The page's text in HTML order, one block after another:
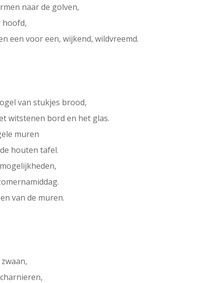
naar de golven,
hoofd,
een voor een, wijkend, wildvreemd.
van stukjes brood,
witstenen bord en het glas.
muren
houten tafel.
van de muren.